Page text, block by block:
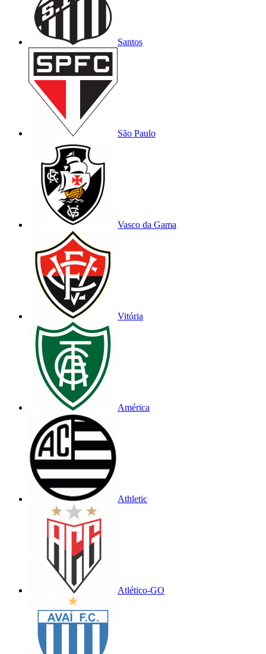
Santos
São Paulo
Vasco da Gama
Vitória
América
Athletic
Atlético-GO